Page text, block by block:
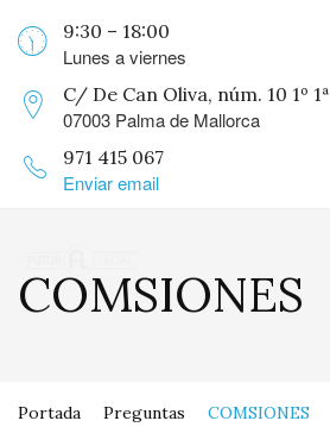
9:30 – 18:00
Lunes a viernes
C/ De Can Oliva, núm. 10 1º 1ª
07003 Palma de Mallorca
971 415 067
Enviar email
COMSIONES
Portada Preguntas COMSIONES